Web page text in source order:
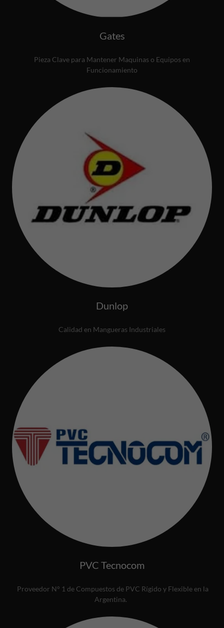
Gates
Pieza Clave para Mantener Maquinas o Equipos en
Funcionamiento
Dunlop
Calidad en Mangueras Industriales
PVC Tecnocom
Proveedor N° 1 de Compuestos de PVC Rígido y Flexible en la
Argentina.